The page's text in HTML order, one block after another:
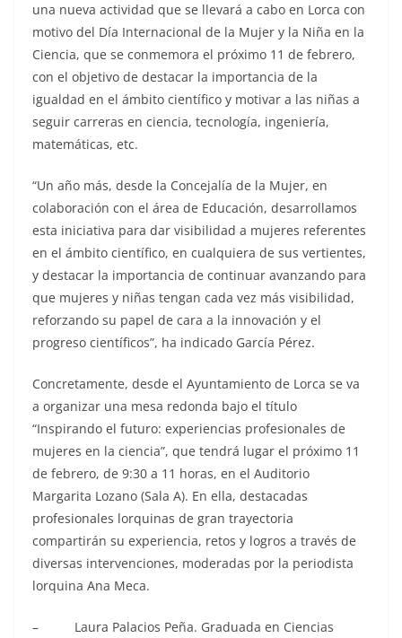
una nueva actividad que se llevará a cabo en Lorca con
motivo del Día Internacional de la Mujer y la Niña en la
Ciencia, que se conmemora el próximo 11 de febrero,
con el objetivo de destacar la importancia de la
igualdad en el ámbito científico y motivar a las niñas a
seguir carreras en ciencia, tecnología, ingeniería,
matemáticas, etc.
“Un año más, desde la Concejalía de la Mujer, en
colaboración con el área de Educación, desarrollamos
esta iniciativa para dar visibilidad a mujeres referentes
en el ámbito científico, en cualquiera de sus vertientes,
y destacar la importancia de continuar avanzando para
que mujeres y niñas tengan cada vez más visibilidad,
reforzando su papel de cara a la innovación y el
progreso científicos”, ha indicado García Pérez.
Concretamente, desde el Ayuntamiento de Lorca se va
a organizar una mesa redonda bajo el título
“Inspirando el futuro: experiencias profesionales de
mujeres en la ciencia”, que tendrá lugar el próximo 11
de febrero, de 9:30 a 11 horas, en el Auditorio
Margarita Lozano (Sala A). En ella, destacadas
profesionales lorquinas de gran trayectoria
compartirán su experiencia, retos y logros a través de
diversas intervenciones, moderadas por la periodista
lorquina Ana Meca.
– Laura Palacios Peña. Graduada en Ciencias